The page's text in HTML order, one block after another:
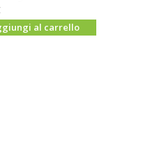
al carrello